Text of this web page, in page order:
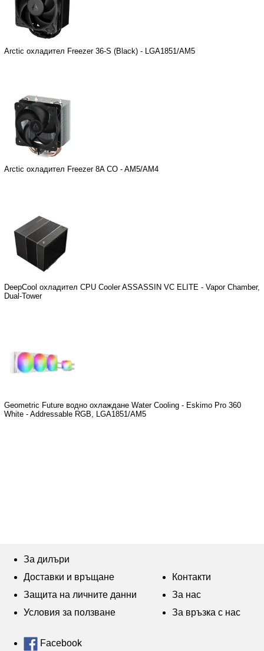
Arctic охладител Freezer 36-S (Black) - LGA1851/AM5
Arctic охладител Freezer 8A CO - AM5/AM4
DeepCool охладител CPU Cooler ASSASSIN VC ELITE - Vapor Chamber,
Dual-Tower
Geometric Future водно охлаждане Water Cooling - Eskimo Pro 360
White - Addressable RGB, LGA1851/AM5
За дилъри
Доставки и връщане
Защита на личните данни
Условия за ползване
Контакти
За нас
За връзка с нас
Facebook